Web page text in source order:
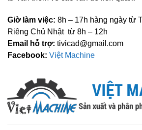
Giờ làm việc: 8h – 17h hàng ngày từ
Riêng Chủ Nhật từ 8h – 12h
Email hỗ trợ: tivicad@gmail.com
Facebook: Việt Machine